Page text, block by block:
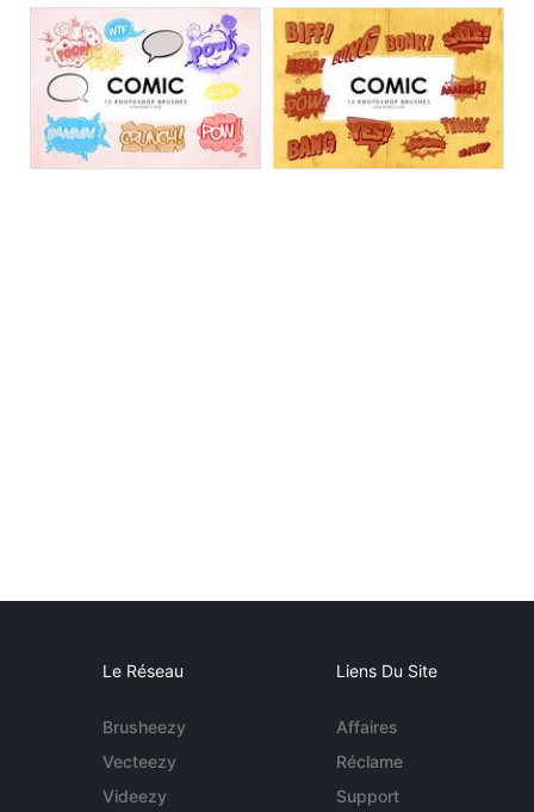
Le Réseau
Brusheezy
Vecteezy
Videezy
Liens Du Site
Affaires
Réclame
Support